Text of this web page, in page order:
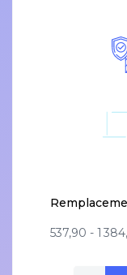
537,90 - 1